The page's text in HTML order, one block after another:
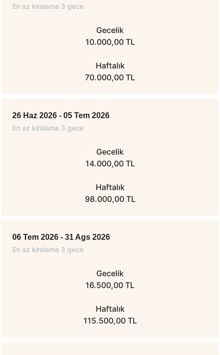
En az kiralama 3 gece
Gecelik
10.000,00 TL
Haftalık
70.000,00 TL
26 Haz 2026 - 05 Tem 2026
En az kiralama 3 gece
Gecelik
14.000,00 TL
Haftalık
98.000,00 TL
06 Tem 2026 - 31 Ags 2026
En az kiralama 3 gece
Gecelik
16.500,00 TL
Haftalık
115.500,00 TL